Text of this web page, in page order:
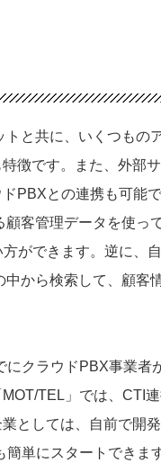
と共に、いくつもの
徴です。また、外部
PBXとの連携も可能
客管理データを使っ
ができます。逆に、
から検索して、顧客
クラウドPBX事業者
TEL」では、CTI
としては、自前で開
単にスタートできま